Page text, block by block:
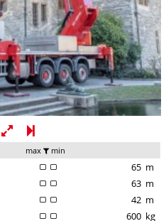
max min
65 m
63 m
42 m
600 kg